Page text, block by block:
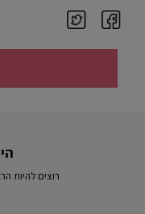
רוצים להיות